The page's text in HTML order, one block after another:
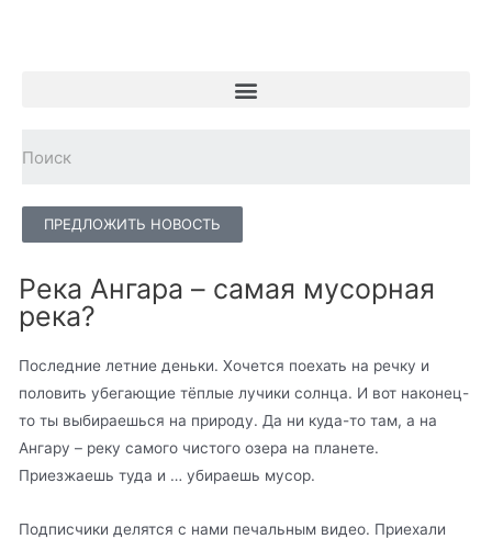
ПРЕДЛОЖИТЬ НОВОСТЬ
Река Ангара – самая мусорная
река?
Последние летние деньки. Хочется поехать на речку и
половить убегающие тёплые лучики солнца. И вот наконец-
то ты выбираешься на природу. Да ни куда-то там, а на
Ангару – реку самого чистого озера на планете.
Приезжаешь туда и … убираешь мусор.
Подписчики делятся с нами печальным видео. Приехали